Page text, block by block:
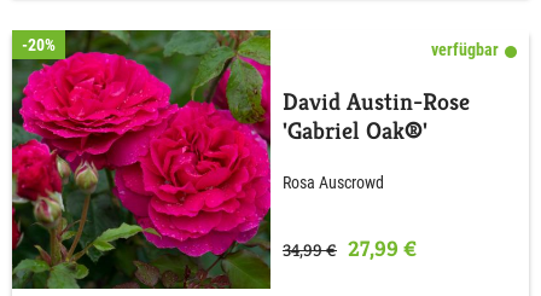
-20% verfügbar
David Austin-Rose
'Gabriel Oak®'
Rosa Auscrowd
34,99 € 27,99 €